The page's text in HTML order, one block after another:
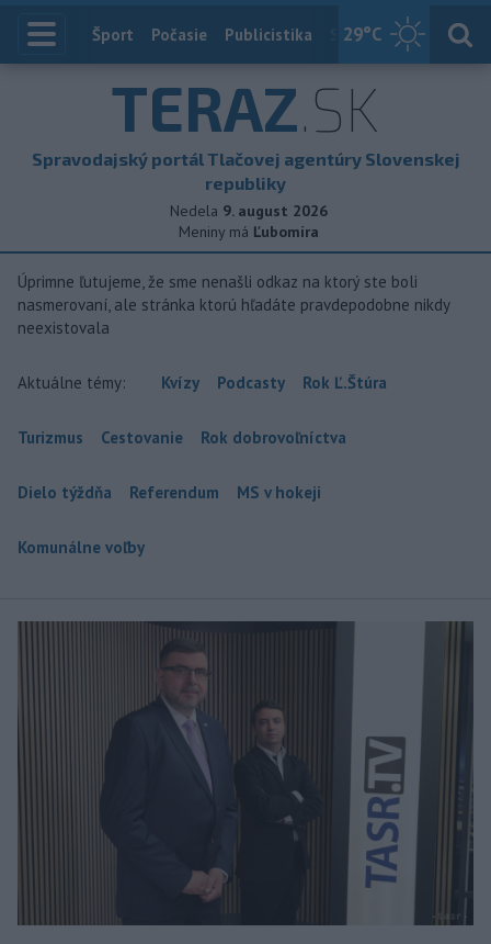
29°C
Index
Šport Počasie Publicistika Slovensko
TERAZ.SK
Spravodajský portál Tlačovej agentúry Slovenskej
republiky
Nedela 9. august 2026
Meniny má Ľubomíra
Úprimne ľutujeme, že sme nenašli odkaz na ktorý ste boli
nasmerovaní, ale stránka ktorú hľadáte pravdepodobne nikdy
neexistovala
Aktuálne témy: Kvízy Podcasty Rok Ľ.Štúra
Turizmus Cestovanie Rok dobrovoľníctva
Dielo týždňa Referendum MS v hokeji
Komunálne voľby